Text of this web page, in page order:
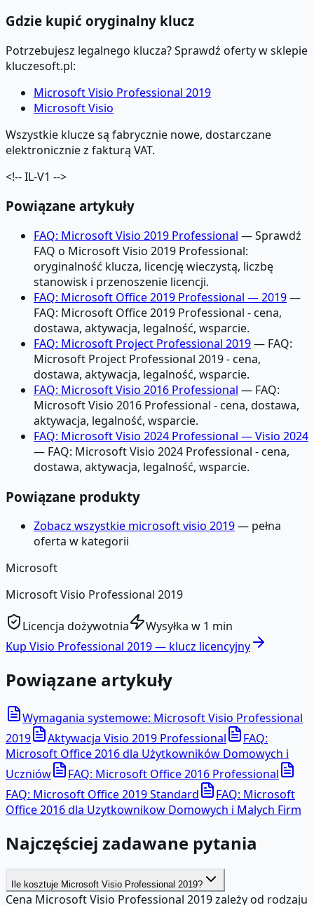
Gdzie kupić oryginalny klucz
Potrzebujesz legalnego klucza? Sprawdź oferty w sklepie
kluczesoft.pl:
Microsoft Visio Professional 2019
Microsoft Visio
Wszystkie klucze są fabrycznie nowe, dostarczane
elektronicznie z fakturą VAT.
<!-- IL-V1 -->
Powiązane artykuły
FAQ: Microsoft Visio 2019 Professional — Sprawdź
FAQ o Microsoft Visio 2019 Professional:
oryginalność klucza, licencję wieczystą, liczbę
stanowisk i przenoszenie licencji.
FAQ: Microsoft Office 2019 Professional — 2019—
FAQ: Microsoft Office 2019 Professional - cena,
dostawa, aktywacja, legalność, wsparcie.
FAQ: Microsoft Project Professional 2019— FAQ:
Microsoft Project Professional 2019 - cena,
dostawa, aktywacja, legalność, wsparcie.
FAQ: Microsoft Visio 2016 Professional — FAQ:
Microsoft Visio 2016 Professional - cena, dostawa,
aktywacja, legalność, wsparcie.
FAQ: Microsoft Visio 2024 Professional — Visio 2024
— FAQ: Microsoft Visio 2024 Professional - cena,
dostawa, aktywacja, legalność, wsparcie.
Powiązane produkty
Zobacz wszystkie microsoft visio 2019— pełna
oferta w kategorii
Microsoft
Microsoft Visio Professional 2019
Licencja dożywotnia
Wysyłka w 1 min
Kup Visio Professional 2019— klucz licencyjny
Powiązane artykuły
Wymagania systemowe: Microsoft Visio Professional
2019
Aktywacja Visio 2019 Professional
FAQ:
Microsoft Office 2016 dla Użytkowników Domowych i
Uczniów
FAQ: Microsoft Office 2016 Professional
FAQ: Microsoft Office 2019 Standard
FAQ: Microsoft
Office 2016 dla Uzytkownikow Domowych i Malych Firm
Najczęściej zadawane pytania
Ile kosztuje Microsoft Visio Professional 2019?
Cena Microsoft Visio Professional 2019 zależy od rodzaju